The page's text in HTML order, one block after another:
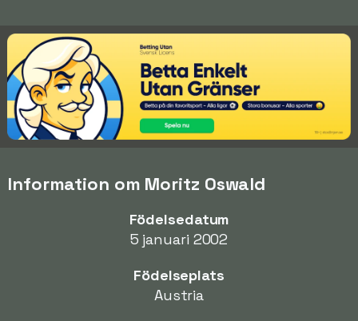
Information om Moritz Oswald
Födelsedatum
5 januari 2002
Födelseplats
Austria